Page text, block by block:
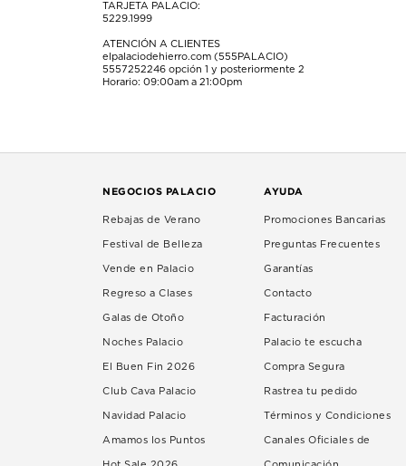
TARJETA PALACIO:
5229.1999
ATENCIÓN A CLIENTES
elpalaciodehierro.com (555PALACIO)
5557252246 opción 1 y posteriormente 2
Horario: 09:00am a 21:00pm
NEGOCIOS PALACIO
Rebajas de Verano
Festival de Belleza
Vende en Palacio
Regreso a Clases
Galas de Otoño
Noches Palacio
El Buen Fin 2026
Club Cava Palacio
Navidad Palacio
Amamos los Puntos
AYUDA
Promociones Bancarias
Preguntas Frecuentes
Garantías
Contacto
Facturación
Palacio te escucha
Compra Segura
Rastrea tu pedido
Términos y Condiciones
Canales Oficiales de